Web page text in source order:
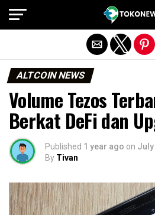
ALTCOIN NEWS
Volume Tezos
Berkat DeFi dan
Published 1 year ago on July
By Tivan
Exit mobile